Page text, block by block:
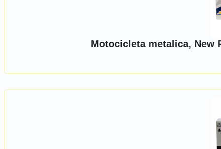
Motocicleta metalica, New